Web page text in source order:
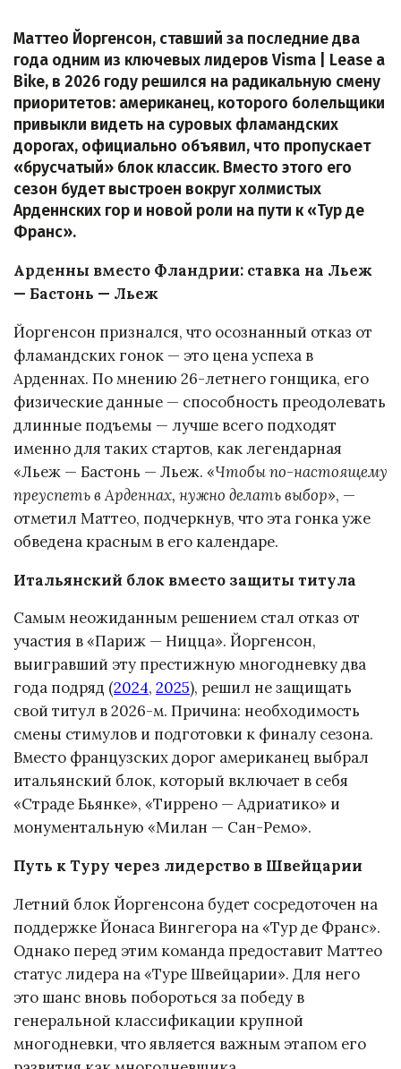
Маттео Йоргенсон, ставший за последние два
года одним из ключевых лидеров Visma | Lease a
Bike, в 2026 году решился на радикальную смену
приоритетов: американец, которого болельщики
привыкли видеть на суровых фламандских
дорогах, официально объявил, что пропускает
«брусчатый» блок классик. Вместо этого его
сезон будет выстроен вокруг холмистых
Арденнских гор и новой роли на пути к «Тур де
Франс».
Арденны вместо Фландрии: ставка на Льеж
— Бастонь — Льеж
Йоргенсон признался, что осознанный отказ от
фламандских гонок — это цена успеха в
Арденнах. По мнению 26-летнего гонщика, его
физические данные — способность преодолевать
длинные подъемы — лучше всего подходят
именно для таких стартов, как легендарная
«Льеж — Бастонь — Льеж. «Чтобы по-настоящему
преуспеть в Арденнах, нужно делать выбор», —
отметил Маттео, подчеркнув, что эта гонка уже
обведена красным в его календаре.
Итальянский блок вместо защиты титула
Самым неожиданным решением стал отказ от
участия в «Париж — Ницца». Йоргенсон,
выигравший эту престижную многодневку два
года подряд (2024, 2025), решил не защищать
свой титул в 2026-м. Причина: необходимость
смены стимулов и подготовки к финалу сезона.
Вместо французских дорог американец выбрал
итальянский блок, который включает в себя
«Страде Бьянке», «Тиррено — Адриатико» и
монументальную «Милан — Сан-Ремо».
Путь к Туру через лидерство в Швейцарии
Летний блок Йоргенсона будет сосредоточен на
поддержке Йонаса Вингегора на «Тур де Франс».
Однако перед этим команда предоставит Маттео
статус лидера на «Туре Швейцарии». Для него
это шанс вновь побороться за победу в
генеральной классификации крупной
многодневки, что является важным этапом его